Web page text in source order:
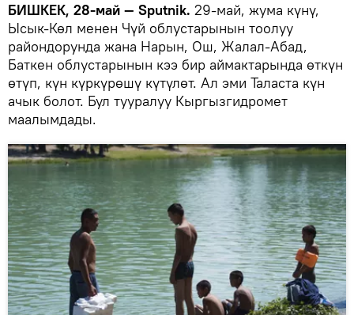
БИШКЕК, 28-май — Sputnik. 29-май, жума күнү,
Ысык-Көл менен Чүй облустарынын тоолуу
райондорунда жана Нарын, Ош, Жалал-Абад,
Баткен облустарынын кээ бир аймактарында өткүн
өтүп, күн күркүрөшү күтүлөт. Ал эми Таласта күн
ачык болот. Бул тууралуу Кыргызгидромет
маалымдады.